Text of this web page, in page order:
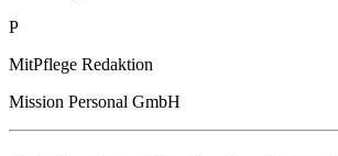
P
MitPflege Redaktion
Mission Personal GmbH